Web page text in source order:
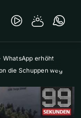
WhatsApp erhöht
die Schuppen weg